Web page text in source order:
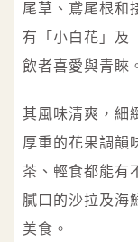
尾草、鳶尾根和
有「小白花」及
飲者喜愛與青睞
其風味清爽，細
厚重的花果調韻
茶、輕食都能有
膩口的沙拉及海
美食。